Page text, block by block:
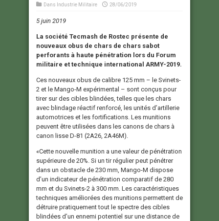
Dans Industrie Militaire 28/06/2019
5 juin 2019
La société Tecmash de Rostec présente de
nouveaux obus de chars de chars sabot
perforants à haute pénétration lors du Forum
militaire et technique international ARMY-2019.
Ces nouveaux obus de calibre 125 mm – le Svinets-
2 et le Mango-M expérimental – sont conçus pour
tirer sur des cibles blindées, telles que les chars
avec blindage réactif renforcé, les unités d’artillerie
automotrices et les fortifications. Les munitions
peuvent être utilisées dans les canons de chars à
canon lisse D-81 (2А26, 2А46М).
«Cette nouvelle munition a une valeur de pénétration
supérieure de 20%. Si un tir régulier peut pénétrer
dans un obstacle de 230 mm, Mango-M dispose
d’un indicateur de pénétration comparatif de 280
mm et du Svinets-2 à 300 mm. Les caractéristiques
techniques améliorées des munitions permettent de
détruire pratiquement tout le spectre des cibles
blindées d’un ennemi potentiel sur une distance de